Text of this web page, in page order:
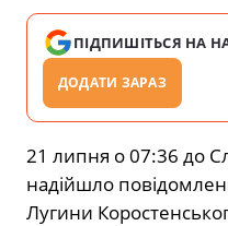
ПІДПИШІТЬСЯ НА
ДОДАТИ ЗАРАЗ
21 липня о 07:36 до
надійшло
Лугини